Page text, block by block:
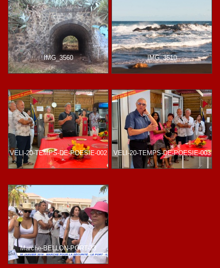
IMG_3560 IMG_3510
VELI-20-TEMPS-DE-POESIE-002 VELI-20-TEMPS-DE-POESIE-003
Marche-BELLON-PORT-33